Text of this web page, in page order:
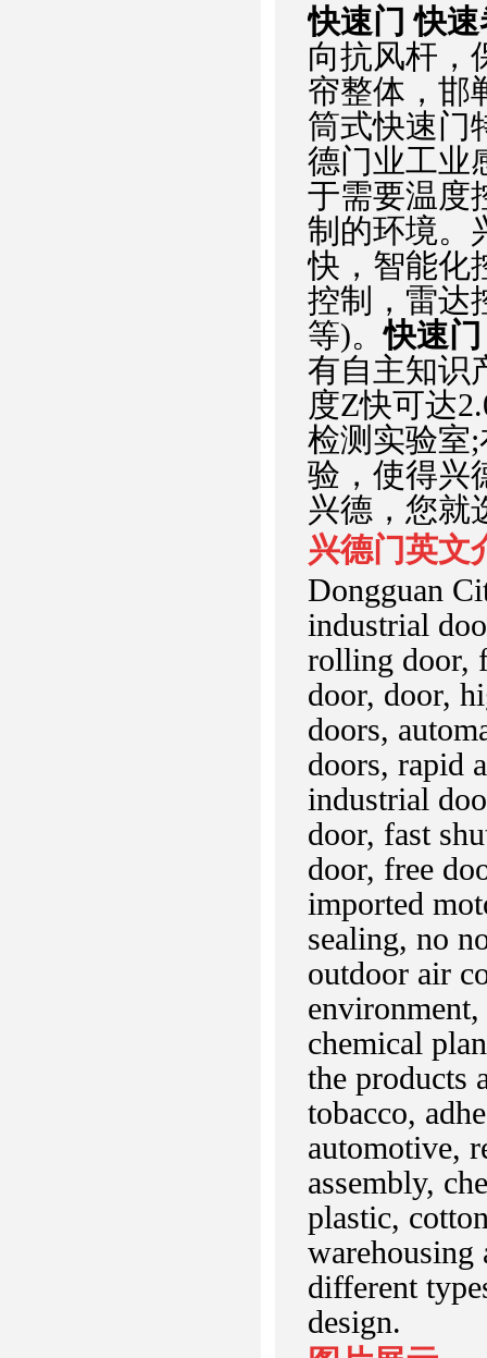
快速门 快
向抗风杆，
帘整体，邯
筒式快速
德门业工业
于需要温度
制的环境。
快，智能化
控制，雷达
等)。快速
有自主知识
度Z快可达
检测实验室
验，使得兴
兴德，您就
兴德门英文
Dongguan
industrial
rolling door,
door, door,
doors,
doors, rapid
industrial
door, fast
door, free
imported
sealing, no
outdoor air
chemical
the products
tobacco,
automotive,
assembly,
plastic,
different
design.